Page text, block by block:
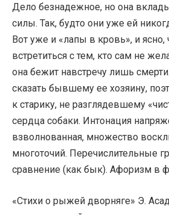
Дело безнадежное, но она
силы. Так, будто они уже ей
Вот уже и «лапы в кровь», и
встретиться с тем, кто сам не
она бежит навстречу лишь
сказать бывшему ее хозяину,
к старику, не разглядевшему
сердца собаки. Интонация
взволнованная, множество
многоточий. Перечислительные
сравнение (как бык). Афоризм в
«Стихи о рыжей дворняге» Э.